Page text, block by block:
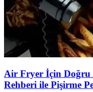
Air Fryer İçin Doğru
Rehberi ile Pişirme